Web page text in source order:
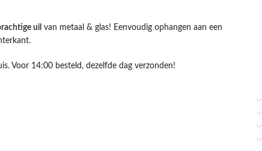
uil van metaal & glas! Eenvoudig ophangen aan een
Voor 14:00 besteld, dezelfde dag verzonden!